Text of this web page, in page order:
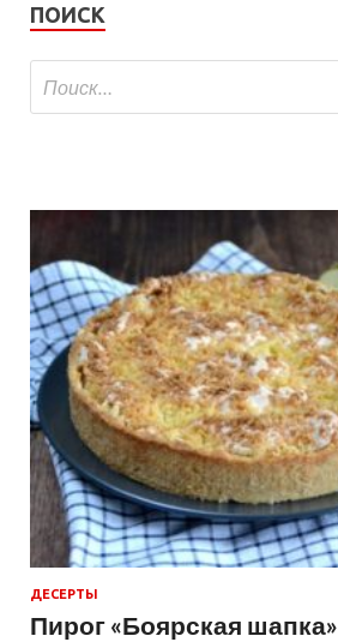
ПОИСК
ДЕСЕРТЫ
Пирог «Боярская